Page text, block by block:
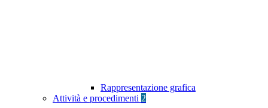
Rappresentazione grafica
Attività e procedimenti 2